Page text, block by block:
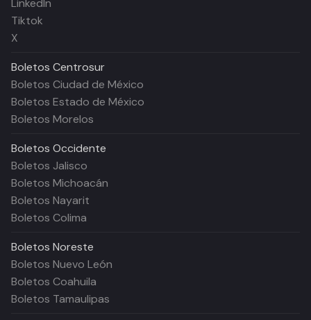
LinkedIn
Tiktok
X
Boletos Centrosur
Boletos Ciudad de México
Boletos Estado de México
Boletos Morelos
Boletos Occidente
Boletos Jalisco
Boletos Michoacán
Boletos Nayarit
Boletos Colima
Boletos Noreste
Boletos Nuevo León
Boletos Coahuila
Boletos Tamaulipas